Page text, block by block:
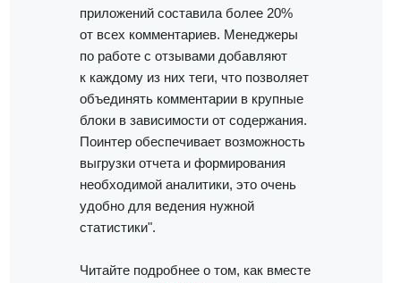
приложений составила более 20%
от всех комментариев. Менеджеры
по работе с отзывами добавляют
к каждому из них теги, что позволяет
объединять комментарии в крупные
блоки в зависимости от содержания.
Поинтер обеспечивает возможность
выгрузки отчета и формирования
необходимой аналитики, это очень
удобно для ведения нужной
статистики".
Читайте подробнее о том, как вместе